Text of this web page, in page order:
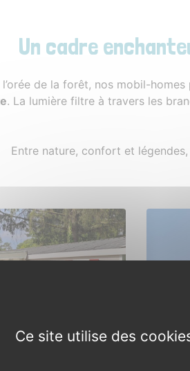
Un cadre
de la forêt, nos mobil-homes
. La lumière filtre à travers les
Entre nature, confort et
Ce site utilise des